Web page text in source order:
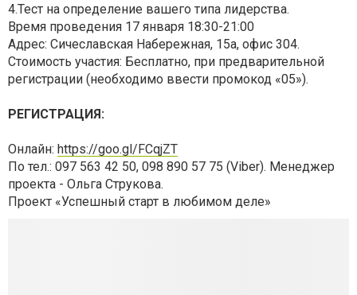
4.Тест на определение вашего типа лидерства.
Время проведения 17 января 18:30-21:00
Адрес: Сичеславская Набережная, 15а, офис 304.
Стоимость участия: Бесплатно, при предварительной
регистрации (необходимо ввести промокод «05»).
РЕГИСТРАЦИЯ:
Онлайн: https://goo.gl/FCqjZT
По тел.: 097 563 42 50, 098 890 57 75 (Viber). Менеджер
проекта - Ольга Струкова.
Проект «Успешный старт в любимом деле»